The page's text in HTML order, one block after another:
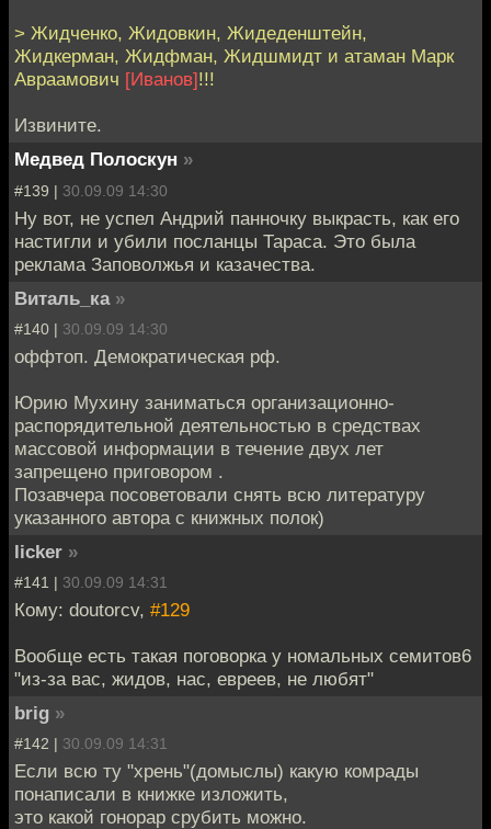
> Жидченко, Жидовкин, Жидеденштейн,
Жидкерман, Жидфман, Жидшмидт и атаман Марк
Авраамович [Иванов]!!!
Извините.
Медвед Полоскун »
#139 | 30.09.09 14:30
Ну вот, не успел Андрий панночку выкрасть, как его
настигли и убили посланцы Тараса. Это была
реклама Заповолжья и казачества.
Виталь_ка »
#140 | 30.09.09 14:30
оффтоп. Демократическая рф.
Юрию Мухину заниматься организационно-
распорядительной деятельностью в средствах
массовой информации в течение двух лет
запрещено приговором .
Позавчера посоветовали снять всю литературу
указанного автора с книжных полок)
licker »
#141 | 30.09.09 14:31
Кому: doutorcv, #129
Вообще есть такая поговорка у номальных семитов6
"из-за вас, жидов, нас, евреев, не любят"
brig »
#142 | 30.09.09 14:31
Если всю ту "хрень"(домыслы) какую комрады
понаписали в книжке изложить,
это какой гонорар срубить можно.